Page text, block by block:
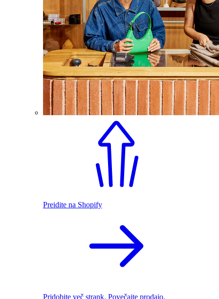
Preidite na Shopify
Pridobite več strank. Povečajte prodajo.